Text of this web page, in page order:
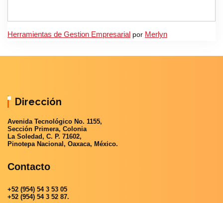
Herramientas de Gestion Empresarial por Merlyn
Dirección
Avenida Tecnológico No. 1155,
Sección Primera, Colonia
La Soledad, C. P. 71602,
Pinotepa Nacional, Oaxaca, México.
Contacto
+52 (954) 54 3 53 05
+52 (954) 54 3 52 87.